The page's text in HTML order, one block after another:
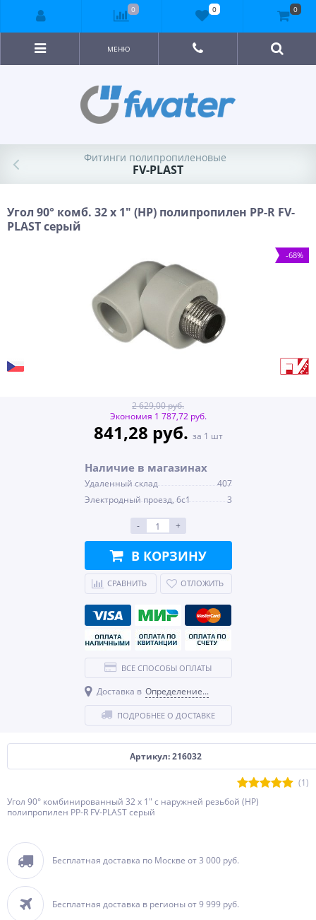
МЕНЮ
Фитинги полипропиленовые
FV-PLAST
Угол 90° комб. 32 х 1" (НР) полипропилен PP-R FV-
PLAST серый
-68%
Артикул: 216032
(1)
Угол 90° комбинированный 32 х 1" с наружней резьбой (НР)
полипропилен PP-R FV-PLAST серый
Бесплатная доставка по Москве от 3 000 руб.
Бесплатная доставка в регионы от 9 999 руб.
2 629,00 руб.
Экономия 1 787,72 руб.
841,28 руб. за 1 шт
Наличие в магазинах
Удаленный склад
407
Электродный проезд, 6с1
3
- +
В КОРЗИНУ
СРАВНИТЬ ОТЛОЖИТЬ
ВСЕ СПОСОБЫ ОПЛАТЫ
Доставка в Определение...
ПОДРОБНЕЕ О ДОСТАВКЕ
0 0 0